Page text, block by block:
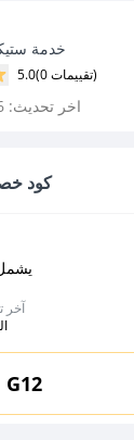
خدمة
5.0 (0 تقييمات)
اخر تحديث: 07/08/2026
كود
آخر
G12